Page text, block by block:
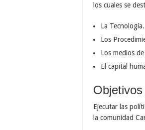
los cuales se
La Tecnología.
Los
Los medios
El capital
Ejecutar las
la comunidad